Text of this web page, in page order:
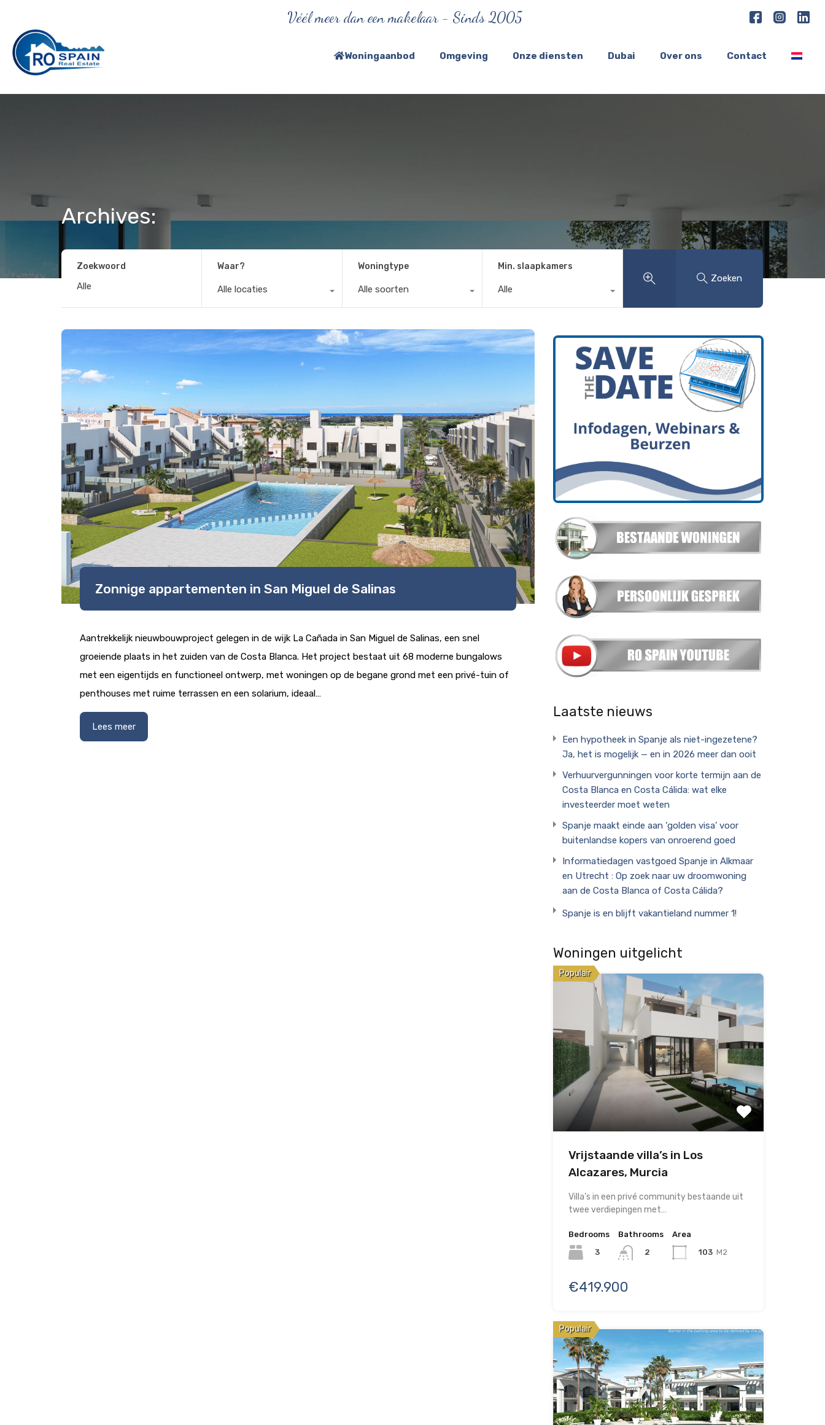
Véél meer dan een makelaar - Sinds 2005
Woningaanbod Omgeving Onze diensten Dubai Over ons Contact
Archives:
Zoekwoord Waar?
Alle locaties
Woningtype
Alle soorten
Min. slaapkamers
Alle
Zoeken
Zonnige appartementen in San Miguel de Salinas
Aantrekkelijk nieuwbouwproject gelegen in de wijk La Cañada in San Miguel de Salinas, een snel
groeiende plaats in het zuiden van de Costa Blanca. Het project bestaat uit 68 moderne bungalows
met een eigentijds en functioneel ontwerp, met woningen op de begane grond met een privé-tuin of
penthouses met ruime terrassen en een solarium, ideaal…
Lees meer
Laatste nieuws
Een hypotheek in Spanje als niet-ingezetene?
Ja, het is mogelijk — en in 2026 meer dan ooit
Verhuurvergunningen voor korte termijn aan de
Costa Blanca en Costa Cálida: wat elke
investeerder moet weten
Spanje maakt einde aan ‘golden visa’ voor
buitenlandse kopers van onroerend goed
Informatiedagen vastgoed Spanje in Alkmaar
en Utrecht : Op zoek naar uw droomwoning
aan de Costa Blanca of Costa Cálida?
Spanje is en blijft vakantieland nummer 1!
Woningen uitgelicht
Populair
Vrijstaande villa’s in Los
Alcazares, Murcia
Villa’s in een privé community bestaande uit
twee verdiepingen met…
Bedrooms
3
Bathrooms
2
Area
103 M2
€419.900
Populair